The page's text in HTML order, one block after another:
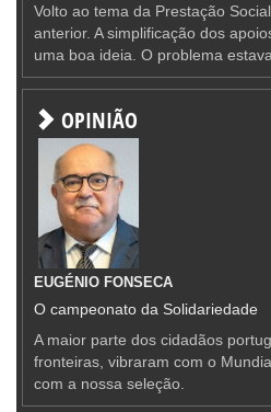
Volto ao tema da Prestação
anterior. A simplificação dos
uma boa ideia. O problema
OPINIÃO
EUGÉNIO FONSECA
O campeonato da Solidariedade
A maior parte dos cidadãos
fronteiras, vibraram com o
com a nossa seleção.